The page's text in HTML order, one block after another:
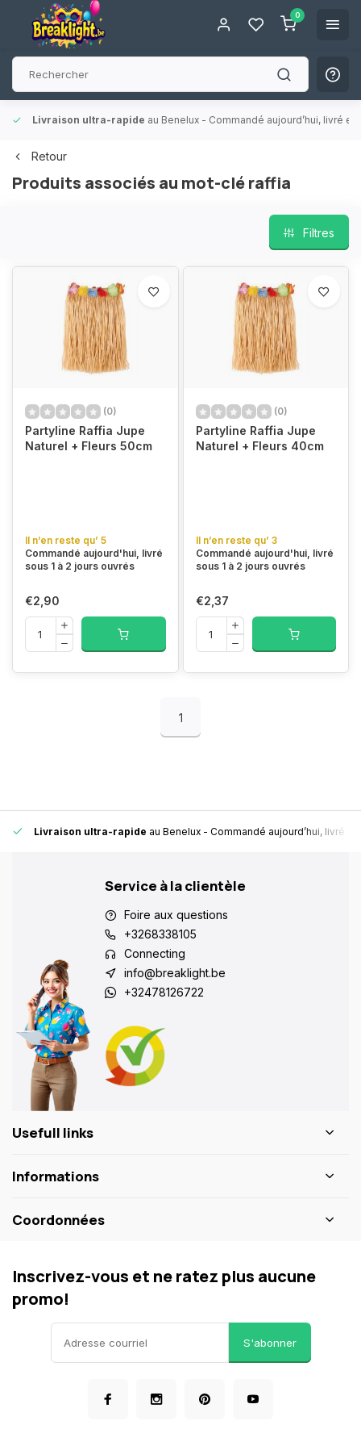
0
Livraison ultra-rapide au Benelux - Commandé aujourd’hui, livré
Retour
Produits associés au mot-clé raffia
Filtres
(0)
Partyline Raffia Jupe
Naturel + Fleurs 50cm
Il n’en reste qu’ 5
Commandé aujourd'hui, livré
sous 1 à 2 jours ouvrés
€2,90
(0)
Partyline Raffia Jupe
Naturel + Fleurs 40cm
Il n’en reste qu’ 3
Commandé aujourd'hui, livré
sous 1 à 2 jours ouvrés
€2,37
1
Livraison ultra-rapide au Benelux - Commandé aujourd’hui, livré
Service à la clientèle
Foire aux questions
+3268338105
Connecting
info@breaklight.be
+32478126722
Usefull links
Informations
Coordonnées
Inscrivez-vous et ne ratez plus aucune
promo!
S'abonner